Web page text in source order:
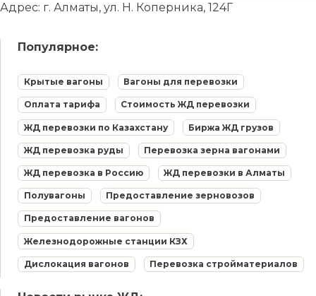
Адрес: г. Алматы, ул. Н. Коперника, 124Г
Популярное:
Крытые вагоны Вагоны для перевозки
Оплата тарифа Стоимость ЖД перевозки
ЖД перевозки по Казахстану Биржа ЖД грузов
ЖД перевозка руды Перевозка зерна вагонами
ЖД перевозка в Россию ЖД перевозки в Алматы
Полувагоны Предоставление зерновозов
Предоставление вагонов
Железнодорожные станции КЗХ
Дислокация вагонов Перевозка стройматериалов